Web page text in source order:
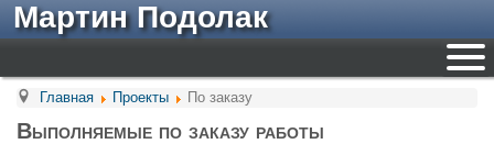
Мартин Подолак
Главная Проекты По заказу
Выполняемые по заказу работы